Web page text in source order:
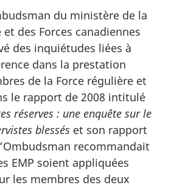
du ministère de la
des Forces canadiennes
des inquiétudes liées à
dans la prestation
de la Force régulière et
le rapport de 2008 intitulé
réserves : une enquête sur le
blessés et son rapport
recommandait
EMP soient appliquées
les membres des deux